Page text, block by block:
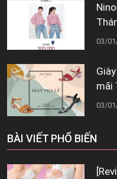
03/
mãi
03/
BÀI VIẾT PHỔ BIẾN